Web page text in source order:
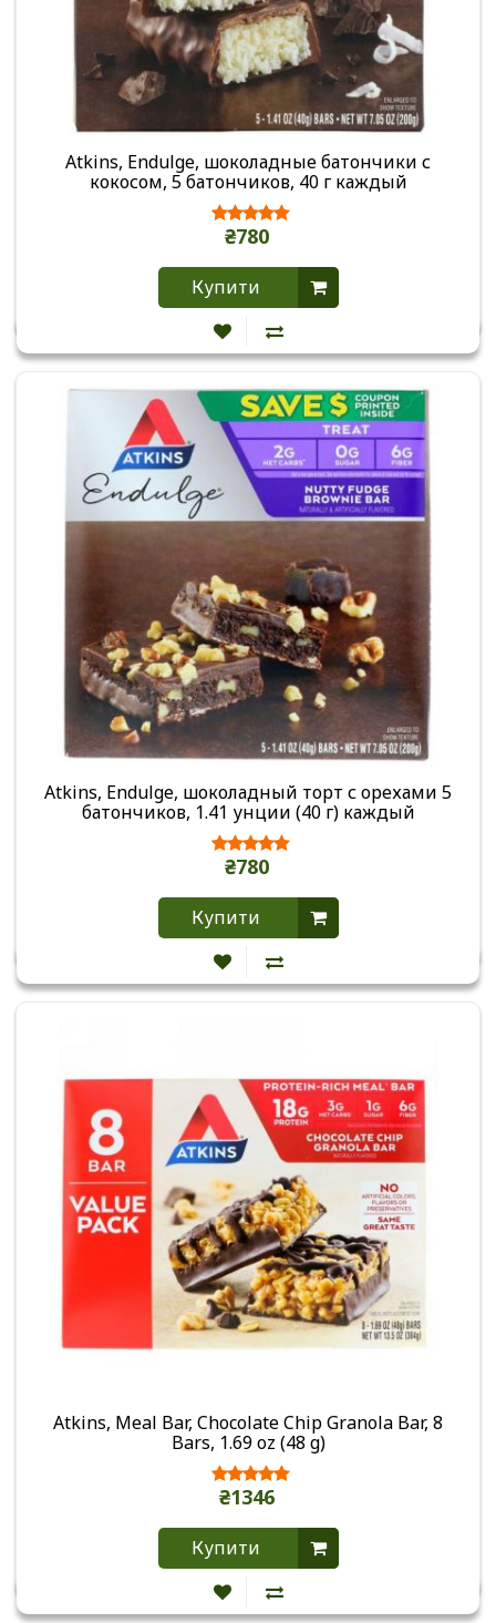
Atkins, Endulge, шоколадные батончики с
кокосом, 5 батончиков, 40 г каждый
₴780
Купити
Atkins, Endulge, шоколадный торт с орехами 5
батончиков, 1.41 унции (40 г) каждый
₴780
Купити
Atkins, Meal Bar, Chocolate Chip Granola Bar, 8
Bars, 1.69 oz (48 g)
₴1346
Купити